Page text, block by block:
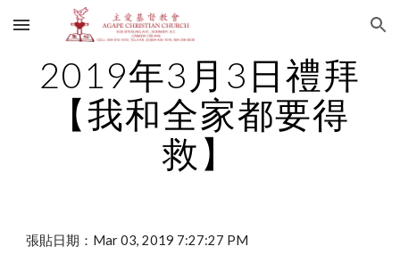
Skip to main content Skip to navigation
2019年3月3日禮拜
【我和全家都要得
救】
張貼日期：Mar 03, 2019 7:27:27 PM